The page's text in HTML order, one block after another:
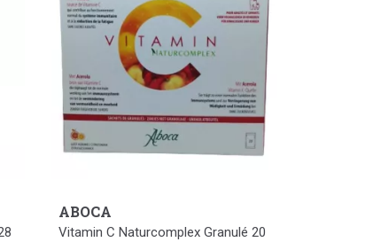
ABOCA
Vitamin C Naturcomplex Granulé 20